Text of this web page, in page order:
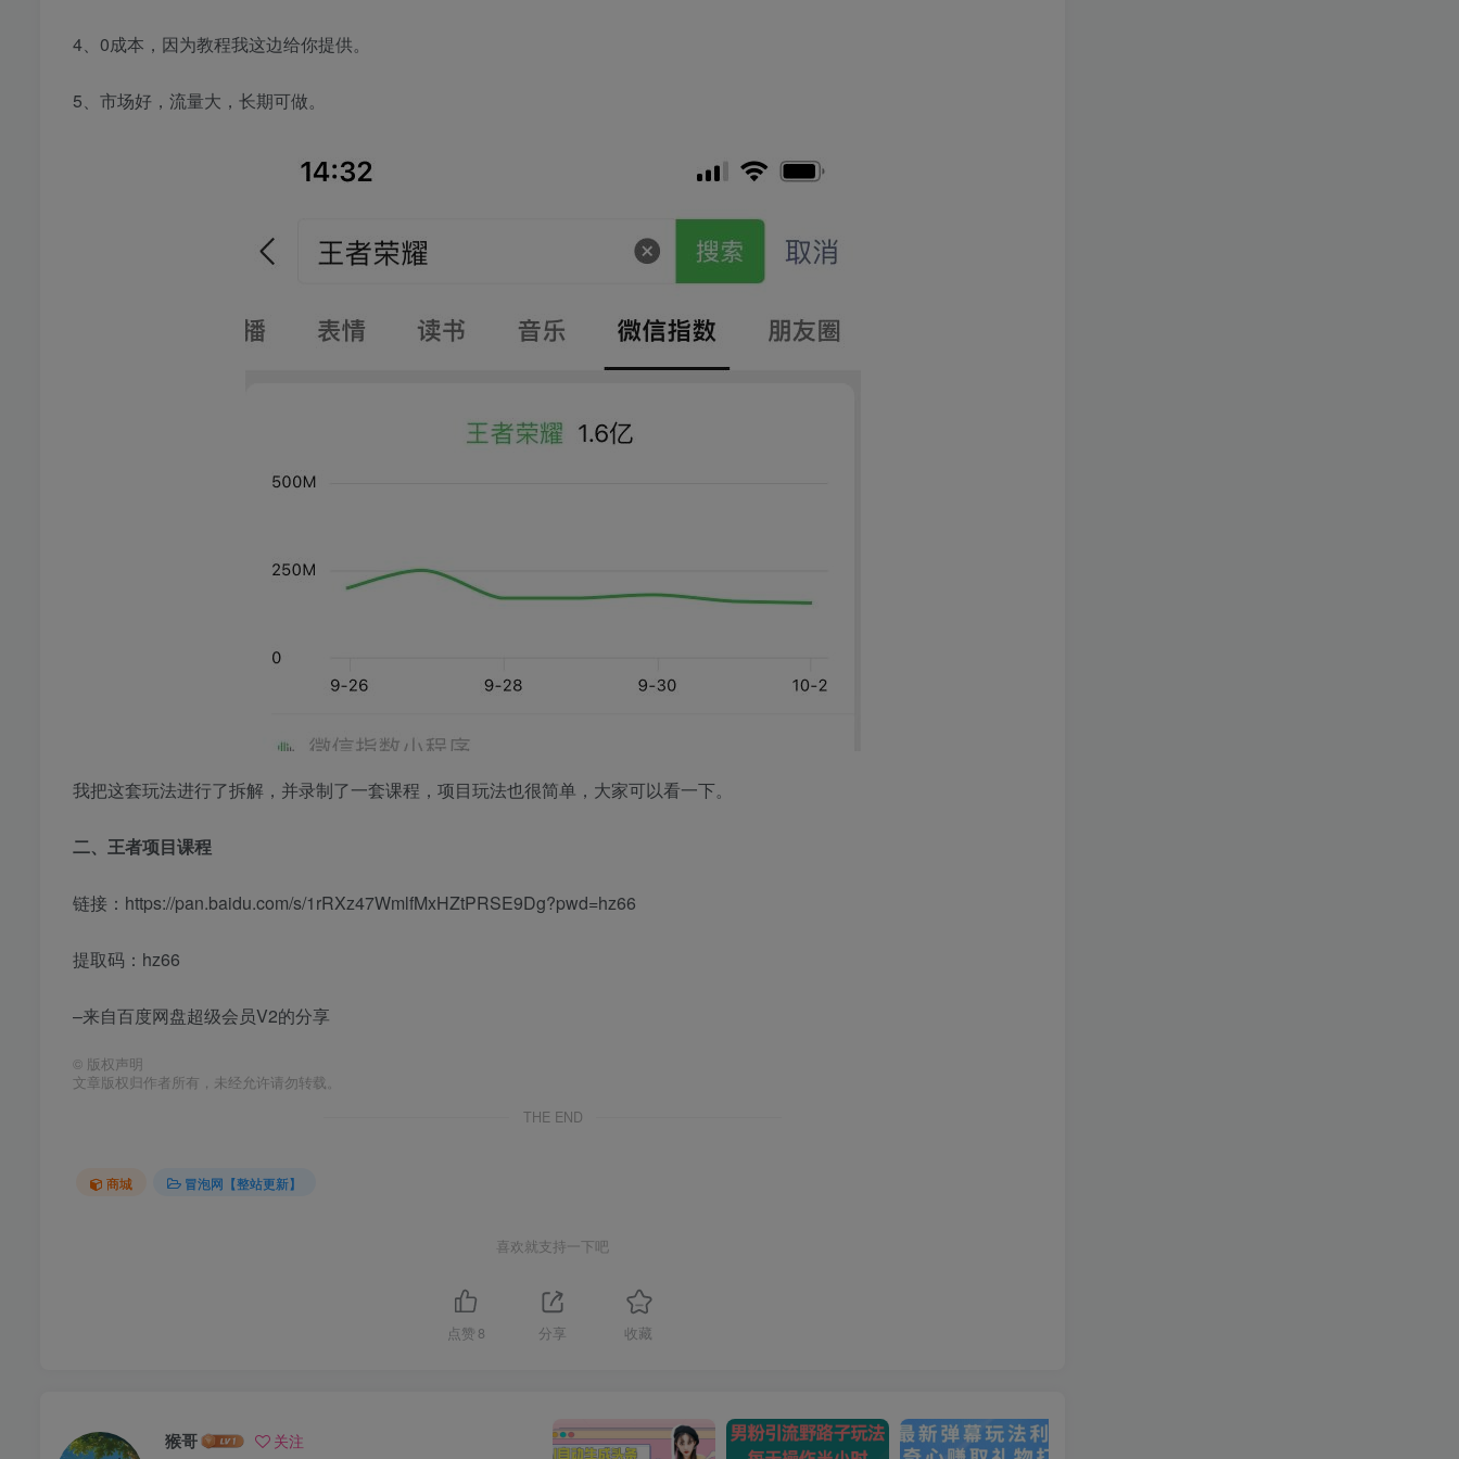
4、0成本，因为教程我这边给你提供。
5、市场好，流量大，长期可做。
我把这套玩法进行了拆解，并录制了一套课程，项目玩法也很简单，大家可以看一下。
二、王者项目课程
链接：https://pan.baidu.com/s/1rRXz47WmlfMxHZtPRSE9Dg?pwd=hz66
提取码：hz66
–来自百度网盘超级会员V2的分享
© 版权声明
文章版权归作者所有，未经允许请勿转载。
THE END
商城 冒泡网【整站更新】
喜欢就支持一下吧
点赞 8 分享 收藏
猴哥 关注